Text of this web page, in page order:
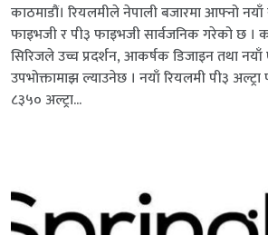
काठमाडौं। रियलमीले नेपाली बजारमा आफ्नो नयाँ
फाइभजी र पी३ फाइभजी सार्वजनिक गरेको छ ।
सिरिजले उच्च प्रदर्शन, आकर्षक डिजाइन तथा
उपभोक्तामाझ ल्याउनेछ । नयाँ रियलमी पी३
८३५० अल्ट्रा...